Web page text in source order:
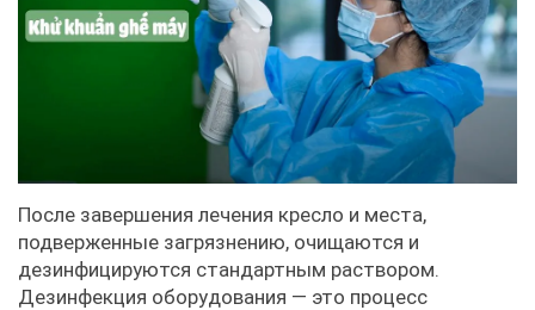
После завершения лечения кресло и места,
подверженные загрязнению, очищаются и
дезинфицируются стандартным раствором.
Дезинфекция оборудования — это процесс